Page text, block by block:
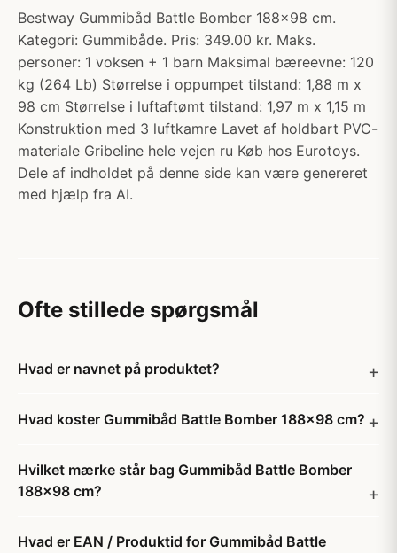
Bestway Gummibåd Battle Bomber 188x98 cm.
Kategori: Gummibåde. Pris: 349.00 kr. Maks.
personer: 1 voksen + 1 barn Maksimal bæreevne: 120
kg (264 Lb) Størrelse i oppumpet tilstand: 1,88 m x
98 cm Størrelse i luftaftømt tilstand: 1,97 m x 1,15 m
Konstruktion med 3 luftkamre Lavet af holdbart PVC-
materiale Gribeline hele vejen ru Køb hos Eurotoys.
Dele af indholdet på denne side kan være genereret
med hjælp fra AI.
Ofte stillede spørgsmål
Hvad er navnet på produktet?
Hvad koster Gummibåd Battle Bomber 188x98 cm?
Hvilket mærke står bag Gummibåd Battle Bomber
188x98 cm?
Hvad er EAN / Produktid for Gummibåd Battle